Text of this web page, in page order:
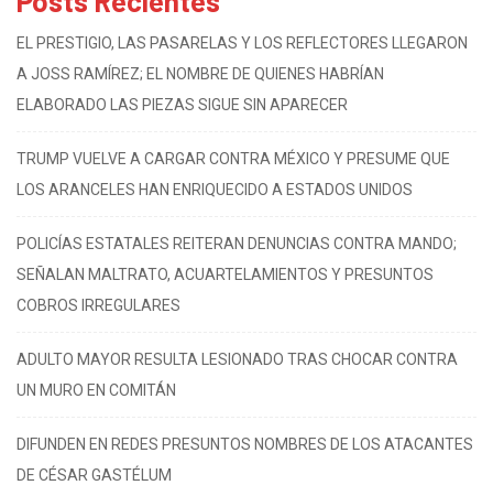
EL PRESTIGIO, LAS PASARELAS Y LOS REFLECTORES LLEGARON
A JOSS RAMÍREZ; EL NOMBRE DE QUIENES HABRÍAN
ELABORADO LAS PIEZAS SIGUE SIN APARECER
TRUMP VUELVE A CARGAR CONTRA MÉXICO Y PRESUME QUE
LOS ARANCELES HAN ENRIQUECIDO A ESTADOS UNIDOS
POLICÍAS ESTATALES REITERAN DENUNCIAS CONTRA MANDO;
SEÑALAN MALTRATO, ACUARTELAMIENTOS Y PRESUNTOS
COBROS IRREGULARES
ADULTO MAYOR RESULTA LESIONADO TRAS CHOCAR CONTRA
UN MURO EN COMITÁN
DIFUNDEN EN REDES PRESUNTOS NOMBRES DE LOS ATACANTES
DE CÉSAR GASTÉLUM